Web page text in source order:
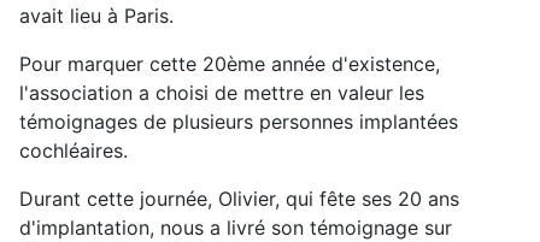
avait lieu à Paris.
Pour marquer cette 20ème année d'existence,
l'association a choisi de mettre en valeur les
témoignages de plusieurs personnes implantées
cochléaires.
Durant cette journée, Olivier, qui fête ses 20 ans
d'implantation, nous a livré son témoignage sur